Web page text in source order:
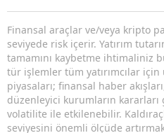
Finansal araçlar ve/veya kripto
seviyede risk içerir. Yatırım
tamamını kaybetme ihtimaliniz
tür işlemler tüm yatırımcılar
piyasaları; finansal haber
düzenleyici kurumların
volatilite ile etkilenebilir.
seviyesini önemli ölçüde